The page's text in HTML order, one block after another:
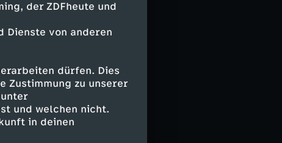
der ZDFheute und
Dienste von anderen
dürfen. Dies
zu unserer
und welchen nicht.
in deinen